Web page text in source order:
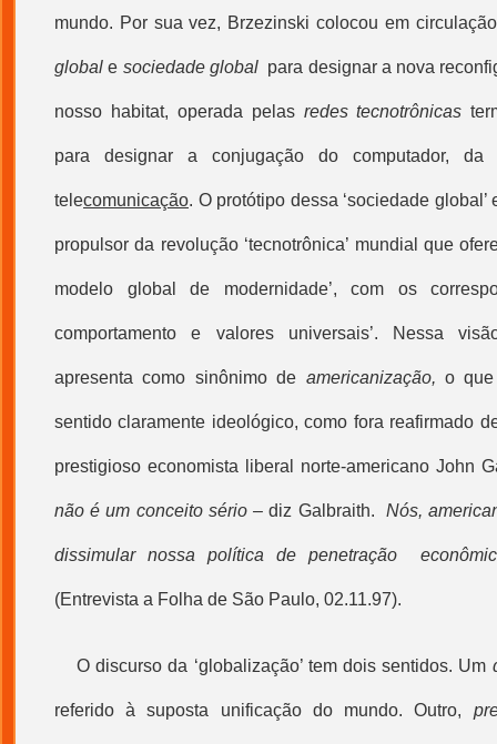
mundo. Por sua vez, Brzezinski colocou em
global e sociedade globalpara designar a nova
nosso habitat, operada pelas redes tecnotrônicas
para designar a conjugação do computador,
telecomunicação. O protótipo dessa ‘sociedade
propulsor da revolução ‘tecnotrônica’ mundial que
modelo global de modernidade’, com os
comportamento e valores universais’. Nessa
apresenta como sinônimo de americanização, o
sentido claramente ideológico, como fora reafirmado
prestigioso economista liberal norte-americano John
não é um conceito sério – diz Galbraith. Nós,
dissimular nossa política de penetração
(Entrevista a Folha de São Paulo, 02.11.97).
O discurso da ‘globalização’ tem dois sentidos. Um
referido à suposta unificação do mundo. Outro,